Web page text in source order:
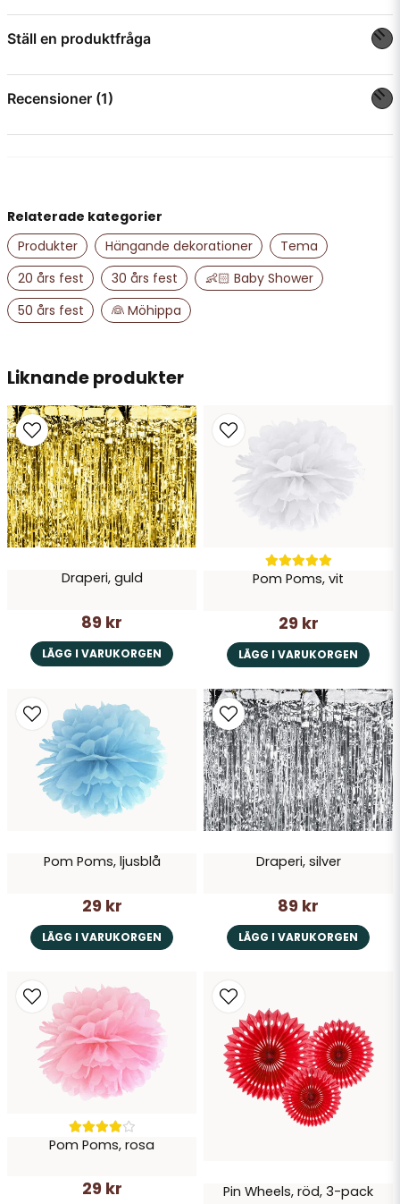
Ställ en produktfråga
Fråga oss något om denna produkten...
email
Mejladress
Skicka fråga
Recensioner (1)
Liknande produkter
Draperi, guld
89 kr
LÄGG I VARUKORGEN
Pom Poms, vit
29 kr
LÄGG I VARUKORGEN
Pom Poms, ljusblå
29 kr
LÄGG I VARUKORGEN
Draperi, silver
89 kr
LÄGG I VARUKORGEN
Pom Poms, rosa
29 kr Pin Wheels, röd, 3-pack
Relaterade kategorier
Produkter
Hängande dekorationer
Tema
20 års fest
30 års fest
👶🏻 Baby Shower
50 års fest
👰 Möhippa